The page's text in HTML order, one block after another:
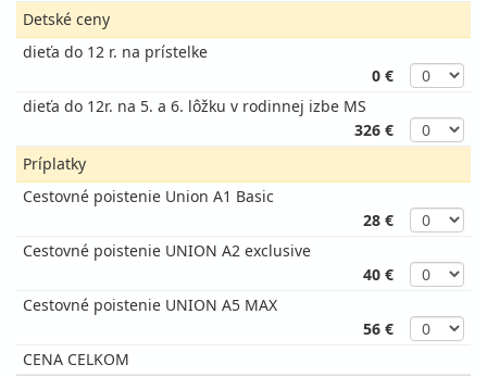
Detské ceny
dieťa do 12 r. na prístelke
0 €
dieťa do 12r. na 5. a 6. lôžku v rodinnej izbe MS
326 €
Príplatky
Cestovné poistenie Union A1 Basic
28 €
Cestovné poistenie UNION A2 exclusive
40 €
Cestovné poistenie UNION A5 MAX
56 €
CENA CELKOM